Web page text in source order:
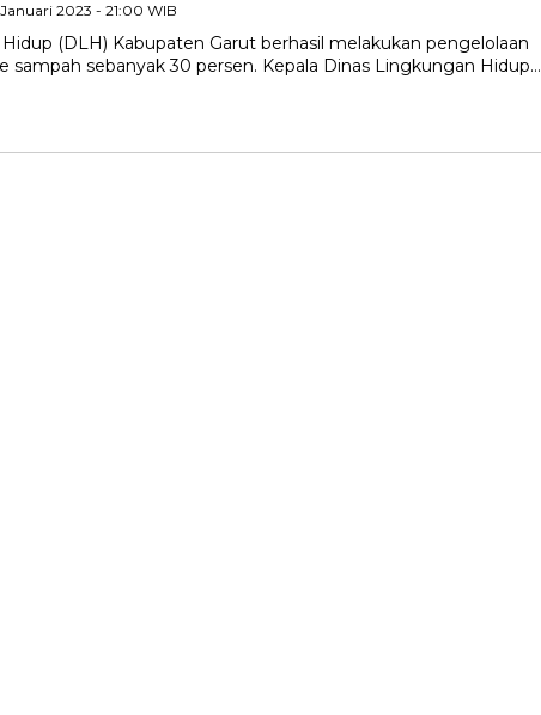
Januari 2023 - 21:00 WIB
(DLH) Kabupaten Garut berhasil melakukan pengelolaan
sebanyak 30 persen. Kepala Dinas Lingkungan Hidup…